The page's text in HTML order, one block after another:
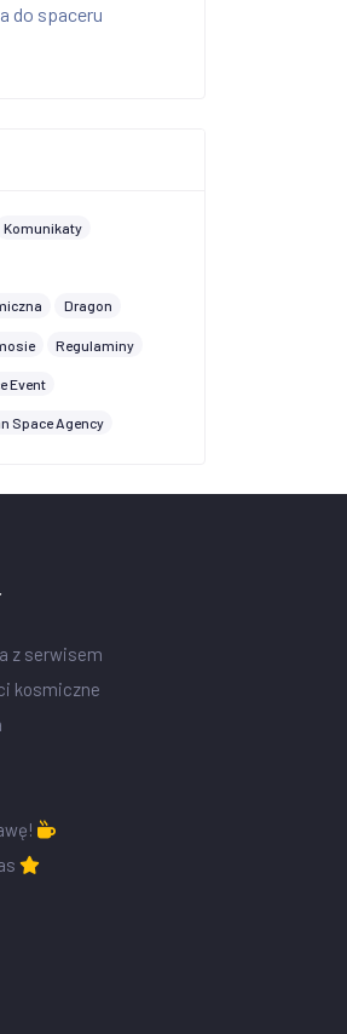
do spaceru
Komunikaty
Dragon
Regulaminy
Event
Space Agency
z serwisem
kosmiczne